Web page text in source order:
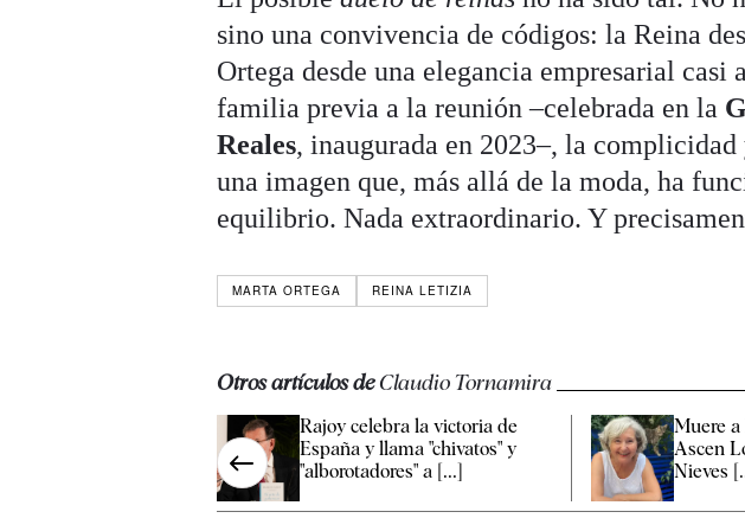
sino una convivencia de códigos: la Reina
Ortega desde una elegancia empresarial
familia previa a la reunión –celebrada en la
Reales, inaugurada en 2023–, la
una imagen que, más allá de la moda, ha
equilibrio. Nada extraordinario. Y
MARTA ORTEGA REINA LETIZIA
Otros artículos deClaudio Tornamira
Rajoy celebra la victoria de
España y llama "chivatos" y
"alborotadores" a [...]
Muere a
Ascen
Nieves